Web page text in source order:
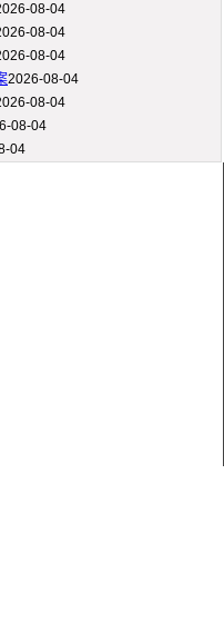
08-04
08-04
08-04
2026-08-04
08-04
08-04
04